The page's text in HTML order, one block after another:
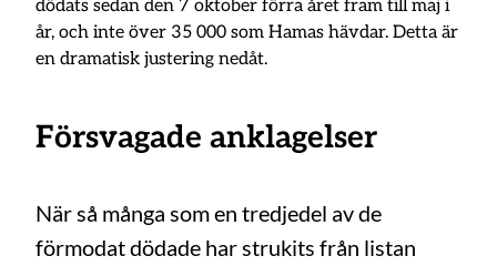
dödats sedan den 7 oktober förra året fram till maj i
år, och inte över 35 000 som Hamas hävdar. Detta är
en dramatisk justering nedåt.
Försvagade anklagelser
När så många som en tredjedel av de
förmodat dödade har strukits från listan